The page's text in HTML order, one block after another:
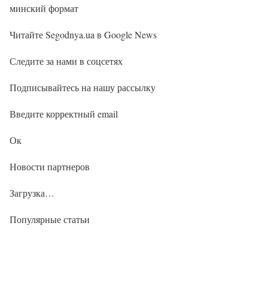
минский формат
Читайте Segodnya.ua в Google News
Следите за нами в соцсетях
Подписывайтесь на нашу рассылку
Введите корректный email
Ок
Новости партнеров
Загрузка…
Популярные статьи